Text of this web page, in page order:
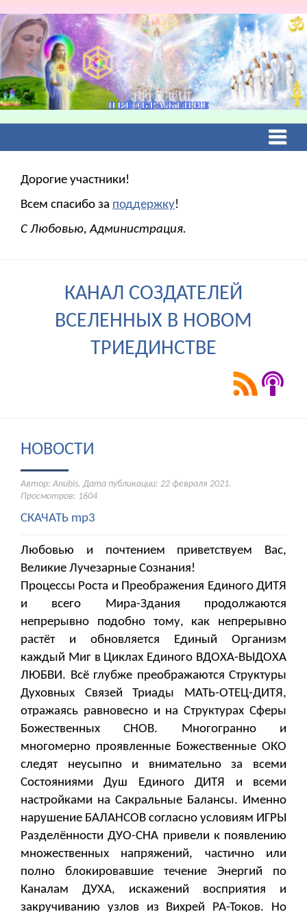
Дорогие участники!
Всем спасибо за поддержку!
С Любовью, Администрация.
КАНАЛ СОЗДАТЕЛЕЙ
ВСЕЛЕННЫХ В НОВОМ
ТРИЕДИНСТВЕ
НОВОСТИ
Автор: Anubis. Дата публикации: 22 февраля 2021.
Просмотров: 1604
СКАЧАТЬ mp3
Любовью и почтением приветствуем Вас,
Великие Лучезарные Сознания!
Процессы Роста и Преображения Единого ДИТЯ
и всего Мира-Здания продолжаются
непрерывно подобно тому, как непрерывно
растёт и обновляется Единый Организм
каждый Миг в Циклах Единого ВДОХА-ВЫДОХА
ЛЮБВИ. Всё глубже преображаются Структуры
Духовных Связей Триады МАТЬ-ОТЕЦ-ДИТЯ,
отражаясь равновесно и на Структурах Сферы
Божественных СНОВ. Многогранно и
многомерно проявленные Божественные ОКО
следят неусыпно и внимательно за всеми
Состояниями Душ Единого ДИТЯ и всеми
настройками на Сакральные Балансы. Именно
нарушение БАЛАНСОВ согласно условиям ИГРЫ
Разделённости ДУО-СНА привели к появлению
множественных напряжений, частично или
полно блокировавшие течение Энергий по
Каналам ДУХА, искажений восприятия и
закручиванию узлов из Вихрей РА-Токов. Но